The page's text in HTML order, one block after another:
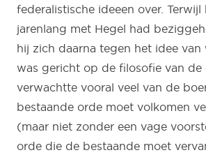
federalistische ideeen over. Terwijl
jarenlang met Hegel had
hij zich daarna tegen het idee van
was gericht op de filosofie van de
verwachtte vooral veel van de
bestaande orde moet volkomen
(maar niet zonder een vage
orde die de bestaande moet